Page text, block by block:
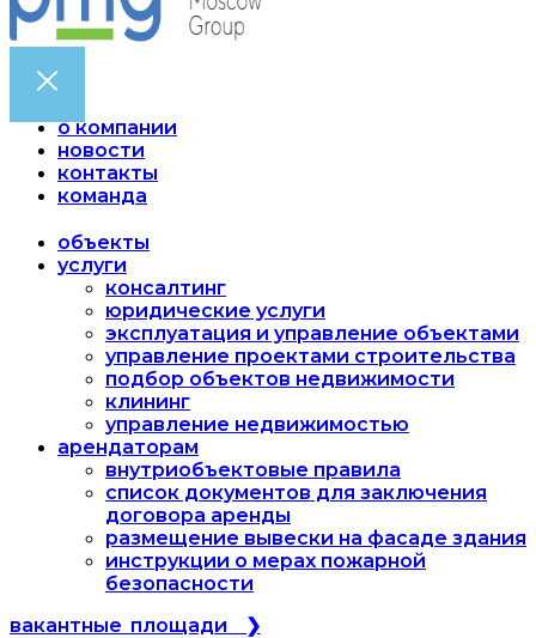
о компании
новости
контакты
команда
объекты
услуги
консалтинг
юридические услуги
эксплуатация и управление объектами
управление проектами строительства
подбор объектов недвижимости
клининг
управление недвижимостью
арендаторам
внутриобъектовые правила
список документов для заключения
договора аренды
размещение вывески на фасаде здания
инструкции о мерах пожарной
безопасности
вакантные площади ❯